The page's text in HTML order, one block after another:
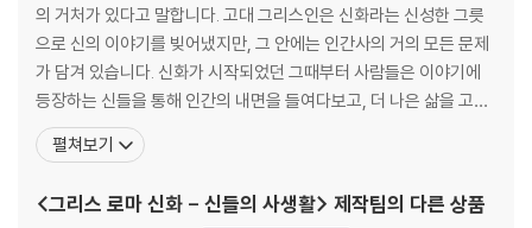
일곱 번째 이야기, 저세상에도 꽃은 피고
: 하데스와 페르세포네, 오르페우스와 에우리디케의 사랑
여덟 번째 이야기, 아프로디테의 두 얼굴
: 사랑의 여신, 혹은 질투의 여신
에필로그
의 거처가 있다고 말합니다. 고대 그리스인은 신화라는 신성한 그릇
으로 신의 이야기를 빚어냈지만, 그 안에는 인간사의 거의 모든 문제
가 담겨 있습니다. 신화가 시작되었던 그때부터 사람들은 이야기에
등장하는 신들을 통해 인간의 내면을 들여다보고, 더 나은 삶을 고민
했을 것입니다. 이 책을 읽는 여러분도 그리스 로마 신화를 통해 내면
을 들여다볼 수 있는 즐거운 삶의 여행을 떠나보시길 응원합니다. 왜
로 기나긴 역사를 버텨 온 책입니다. 역사 속에서
펼쳐보기
<그리스 로마 신화 - 신들의 사생활> 제작팀의 다른 상품